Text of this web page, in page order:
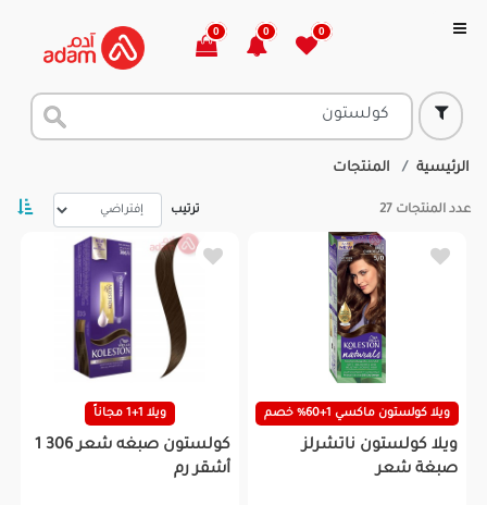
0
0
0
الرئيسية المنتجات
عدد المنتجات 27 ترتيب
ويلا كولستون ماكسي 1+60% خصم
ويلا كولستون ناتشرلز
صبغة شعر
ويلا 1+1 مجاناً
كولستون صبغه شعر 306 1
أشقر رم